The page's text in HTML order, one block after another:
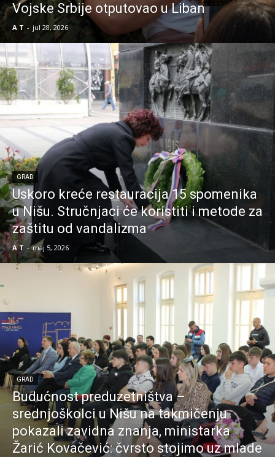
Vojske Srbije otputovao u Liban
A T - jul 28, 2026
GRAD
Uskoro kreće restauracija 15 spomenika
u Nišu. Stručnjaci će koristiti i metode za
zaštitu od vandalizma
A T - maj 5, 2026
GRAD
Budućnost preduzetništva –
srednjoškolci u Nišu na takmičenju
pokazali zavidna znanja, ministarka
Žarić Kovačević: čvrsto stojimo uz mlade